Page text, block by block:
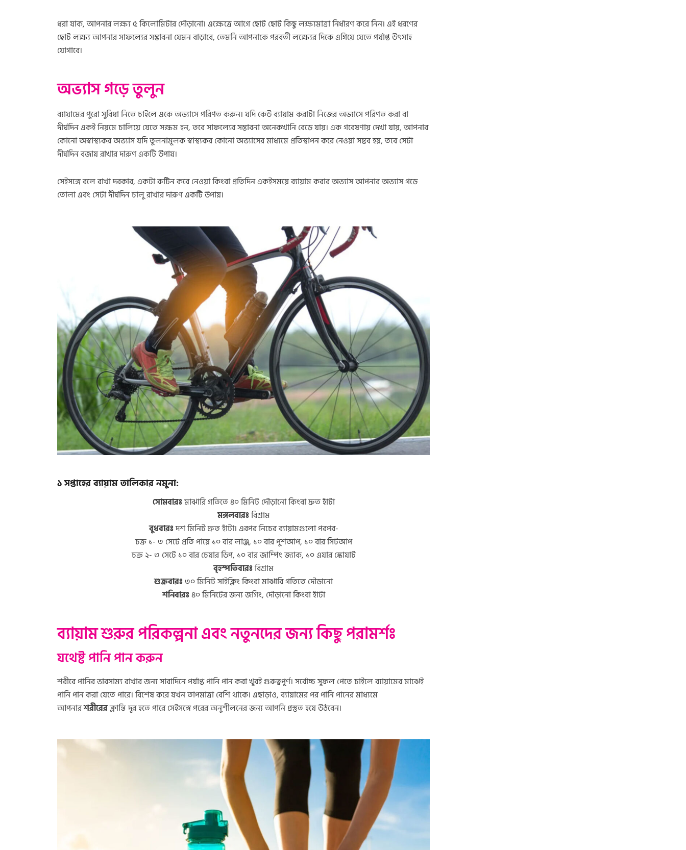
ধরা যাক, আপনার লক্ষ্য ৫ কিলোমিটার দৌড়ানো। এক্ষেত্রে আগে ছোট ছোট কিছু লক্ষ্যমাত্রা নির্ধারণ করে নিন। এই ধরণের
ছোট লক্ষ্য আপনার সাফল্যের সম্ভাবনা যেমন বাড়াবে, তেমনি আপনাকে পরবর্তী লক্ষ্যের দিকে এগিয়ে যেতে পর্যাপ্ত উৎসাহ
যোগাবে।
অভ্যাস গড়ে তুলুন
ব্যায়ামের পুরো সুবিধা নিতে চাইলে একে অভ্যাসে পরিণত করুন। যদি কেউ ব্যায়াম করাটা নিজের অভ্যাসে পরিণত করা বা
দীর্ঘদিন একই নিয়মে চালিয়ে যেতে সক্ষম হন, তবে সাফল্যের সম্ভাবনা অনেকখানি বেড়ে যায়। এক গবেষণায় দেখা যায়, আপনার
কোনো অস্বাস্থ্যকর অভ্যাস যদি তুলনামূলক স্বাস্থ্যকর কোনো অভ্যাসের মাধ্যমে প্রতিস্থাপন করে নেওয়া সম্ভব হয়, তবে সেটা
দীর্ঘদিন বজায় রাখার দারুণ একটি উপায়।
সেইসঙ্গে বলে রাখা দরকার, একটা রুটিন করে নেওয়া কিংবা প্রতিদিন একইসময়ে ব্যায়াম করার অভ্যাস আপনার অভ্যাস গড়ে
তোলা এবং সেটা দীর্ঘদিন চালু রাখার দারুণ একটি উপায়।
১ সপ্তাহের ব্যায়াম তালিকার নমুনা:
সোমবারঃমাঝারি গতিতে ৪০ মিনিট দৌড়ানো কিংবা দ্রুত হাঁটা
মঙ্গলবারঃবিশ্রাম
বুধবারঃদশ মিনিট দ্রুত হাঁটা। এরপর নিচের ব্যায়ামগুলো পরপর-
চক্র ১- ৩ সেটে প্রতি পায়ে ১০ বার লাঞ্জ, ১০ বার পুশআপ, ১০ বার সিটআপ
চক্র ২- ৩ সেটে ১০ বার চেয়ার ডিপ, ১০ বার জাম্পিং জ্যাক, ১০ এয়ার স্কোয়াট
বৃহস্পতিবারঃবিশ্রাম
শুক্রবারঃ৩০ মিনিট সাইক্লিং কিংবা মাঝারি গতিতে দৌড়ানো
শনিবারঃ৪০ মিনিটের জন্য জগিং, দৌড়ানো কিংবা হাঁটা
ব্যায়াম শুরুর পরিকল্পনা এবং নতুনদের জন্য কিছু পরামর্শঃ
যথেষ্ট পানি পান করুন
শরীরে পানির ভারসাম্য রাখার জন্য সারাদিনে পর্যাপ্ত পানি পান করা খুবই গুরুত্বপূর্ণ। সর্বোচ্চ সুফল পেতে চাইলে ব্যায়ামের মাঝেই
পানি পান করা যেতে পারে। বিশেষ করে যখন তাপমাত্রা বেশি থাকে। এছাড়াও, ব্যায়ামের পর পানি পানের মাধ্যমে
আপনারশরীরেরক্লান্তি দূর হতে পারে সেইসঙ্গে পরের অনুশীলনের জন্য আপনি প্রস্তুত হয়ে উঠবেন।